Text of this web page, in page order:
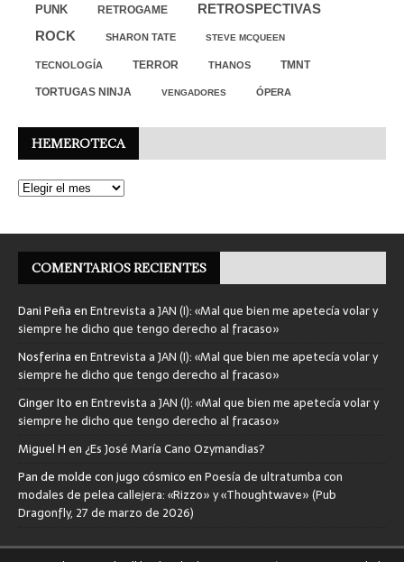
PUNK RETROGAME RETROSPECTIVAS
ROCK SHARON TATE STEVE MCQUEEN
TECNOLOGÍA TERROR THANOS TMNT
TORTUGAS NINJA VENGADORES ÓPERA
HEMEROTECA
COMENTARIOS RECIENTES
Dani PeñaenEntrevista a JAN (I): «Mal que bien me apetecía volar y
siempre he dicho que tengo derecho al fracaso»
NosferinaenEntrevista a JAN (I): «Mal que bien me apetecía volar y
siempre he dicho que tengo derecho al fracaso»
Ginger ItoenEntrevista a JAN (I): «Mal que bien me apetecía volar y
siempre he dicho que tengo derecho al fracaso»
Miguel Hen¿Es José María Cano Ozymandias?
Pan de molde con jugo cósmicoenPoesía de ultratumba con
modales de pelea callejera: «Rizzo» y «Thoughtwave» (Pub
Dragonfly, 27 de marzo de 2026)